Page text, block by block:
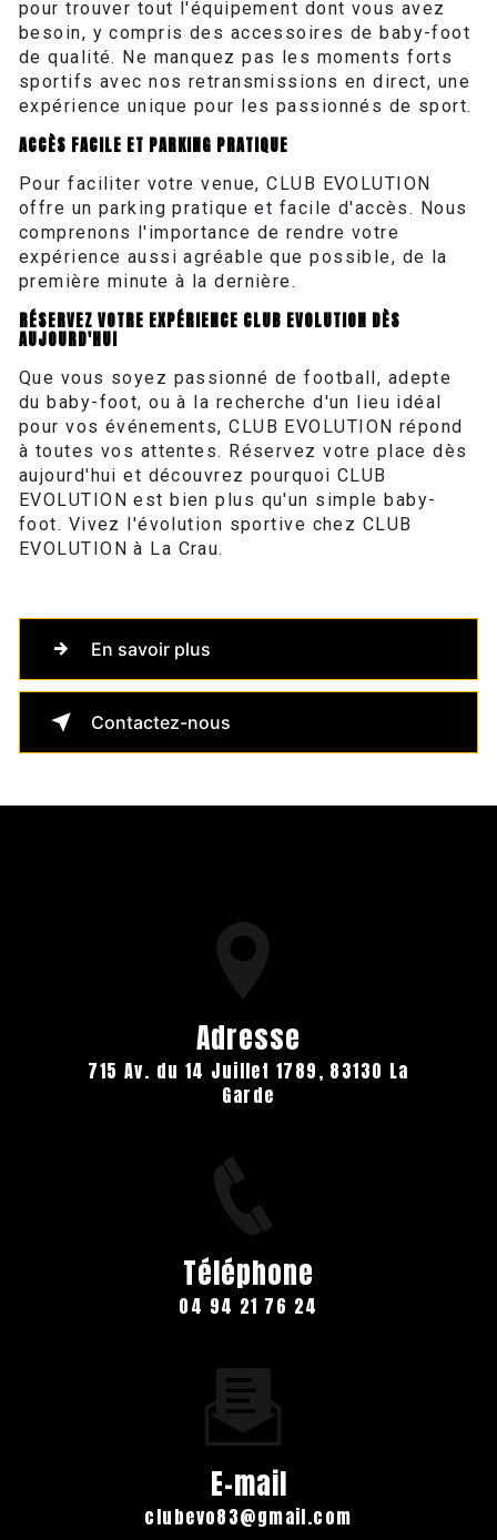
pour trouver tout l'équipement dont vous avez
besoin, y compris des accessoires de baby-foot
de qualité. Ne manquez pas les moments forts
sportifs avec nos retransmissions en direct, une
expérience unique pour les passionnés de sport.
ACCÈS FACILE ET PARKING PRATIQUE
Pour faciliter votre venue, CLUB EVOLUTION
offre un parking pratique et facile d'accès. Nous
comprenons l'importance de rendre votre
expérience aussi agréable que possible, de la
première minute à la dernière.
RÉSERVEZ VOTRE EXPÉRIENCE CLUB EVOLUTION DÈS
AUJOURD'HUI
Que vous soyez passionné de football, adepte
du baby-foot, ou à la recherche d'un lieu idéal
pour vos événements, CLUB EVOLUTION répond
à toutes vos attentes. Réservez votre place dès
aujourd'hui et découvrez pourquoi CLUB
EVOLUTION est bien plus qu'un simple baby-
foot. Vivez l'évolution sportive chez CLUB
EVOLUTION à La Crau.
En savoir plus
Contactez-nous
Adresse
715 Av. du 14 Juillet 1789, 83130 La
Garde
Téléphone
04 94 21 76 24
E-mail
clubevo83@gmail.com